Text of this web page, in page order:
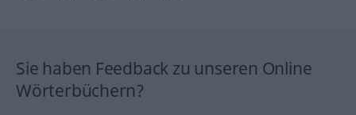
Sie haben Feedback zu unseren Online
Wörterbüchern?